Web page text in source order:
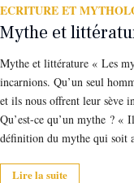
ECRITURE ET
Mythe et
Mythe et littérature « Les
incarnions. Qu’un seul
et ils nous offrent leur sève
Qu’est-ce qu’un mythe ?
définition du mythe qui soit
Lire la suite